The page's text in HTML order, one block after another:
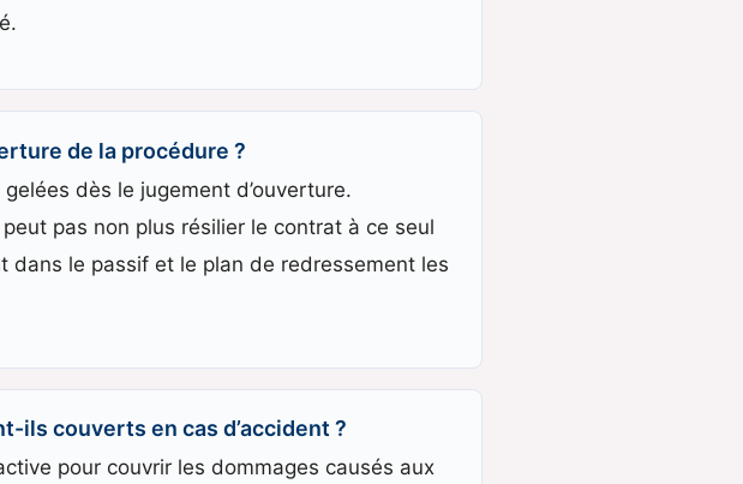
de la procédure ?
dès le jugement d’ouverture.
pas non plus résilier le contrat à ce seul
dans le passif et le plan de redressement les
ils couverts en cas d’accident ?
pour couvrir les dommages causés aux